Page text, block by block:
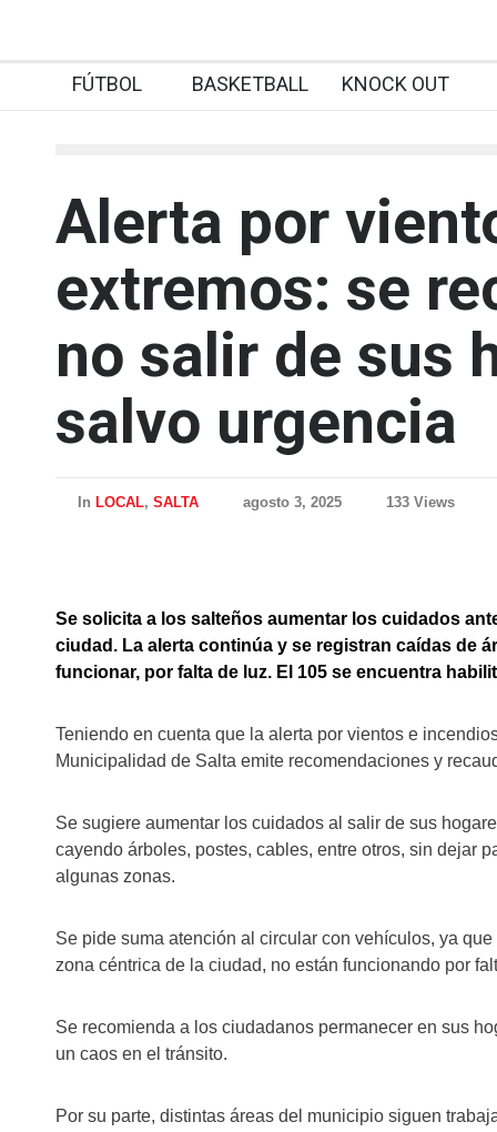
FÚTBOL BASKETBALL KNOCK OUT
Alerta por
extremos: se
no salir de sus
salvo urgencia
In LOCAL, SALTA agosto 3, 2025 133 Views
Se solicita a los salteños aumentar los cuidados
ciudad. La alerta continúa y se registran caídas de
funcionar, por falta de luz. El 105 se encuentra
Teniendo en cuenta que la alerta por vientos e
Municipalidad de Salta emite recomendaciones y
Se sugiere aumentar los cuidados al salir de sus
cayendo árboles, postes, cables, entre otros, sin dejar
algunas zonas.
Se pide suma atención al circular con vehículos, ya
zona céntrica de la ciudad, no están funcionando por
Se recomienda a los ciudadanos permanecer en sus
un caos en el tránsito.
Por su parte, distintas áreas del municipio siguen